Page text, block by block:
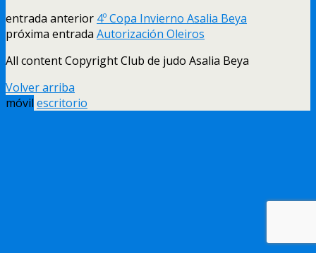
entrada anterior 4º Copa Invierno Asalia Beya
próxima entrada Autorización Oleiros
All content Copyright Club de judo Asalia Beya
Volver arriba
móvil escritorio